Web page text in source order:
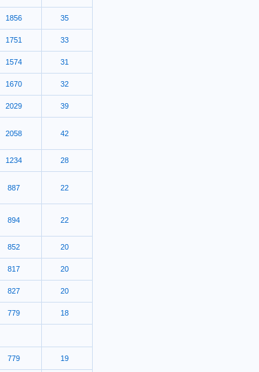
1856 35
1751 33
1574 31
1670 32
2029 39
2058 42
1234 28
887 22
894 22
852 20
817 20
827 20
779 18
779 19